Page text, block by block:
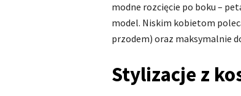
modne rozcięcie po boku –
model. Niskim kobietom
przodem) oraz maksymalnie
Stylizacje z